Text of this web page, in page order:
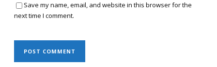
Save my name, email, and website in this browser for the
next time I comment.